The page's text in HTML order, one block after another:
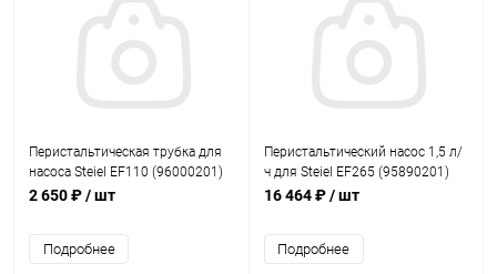
Перистальтическая трубка для
насоса Steiel EF110 (96000201)
2 650 ₽/ шт
Подробнее
Перистальтический насос 1,5 л/
ч для Steiel EF265 (95890201)
16 464 ₽/ шт
Подробнее